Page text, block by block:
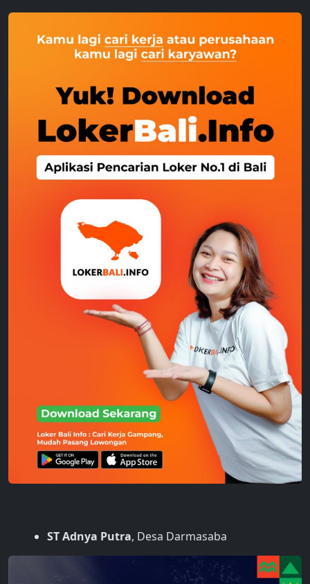
ST Adnya Putra, Desa Darmasaba